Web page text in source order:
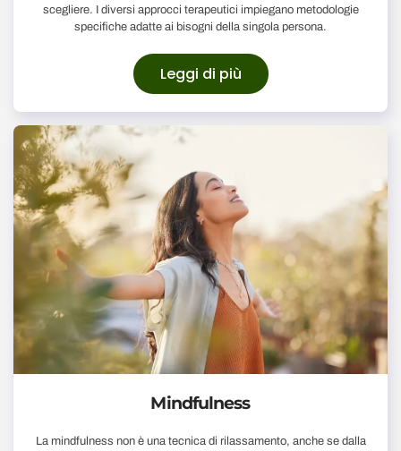
scegliere. I diversi approcci terapeutici impiegano metodologie
specifiche adatte ai bisogni della singola persona.
Leggi di più
Mindfulness
La mindfulness non è una tecnica di rilassamento, anche se dalla